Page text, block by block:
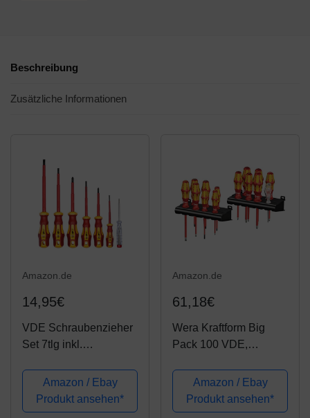
Beschreibung
Zusätzliche Informationen
Amazon.de
14,95€
VDE Schraubenzieher
Set 7tlg inkl.
Schlitz & PH von
WIESEMANN 1893 I
TÜV - GS geprüft I
Amazon / Ebay
Produkt ansehen*
Amazon.de
61,18€
Wera Kraftform Big
Pack 100 VDE,
14-teilig, 05105631001
Amazon / Ebay
Produkt ansehen*